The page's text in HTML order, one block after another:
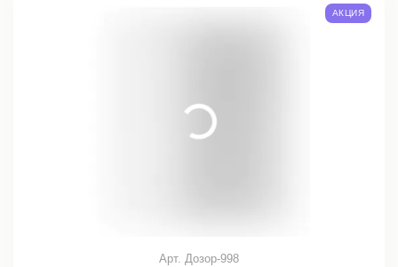
Арт. Дозор-998
АКЦИЯ